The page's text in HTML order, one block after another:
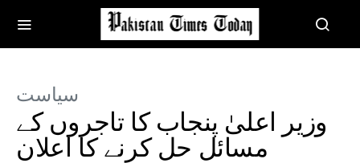
سیاست
وزیر اعلیٰ پنجاب کا تاجروں کے
مسائل حل کرنے کا اعلان